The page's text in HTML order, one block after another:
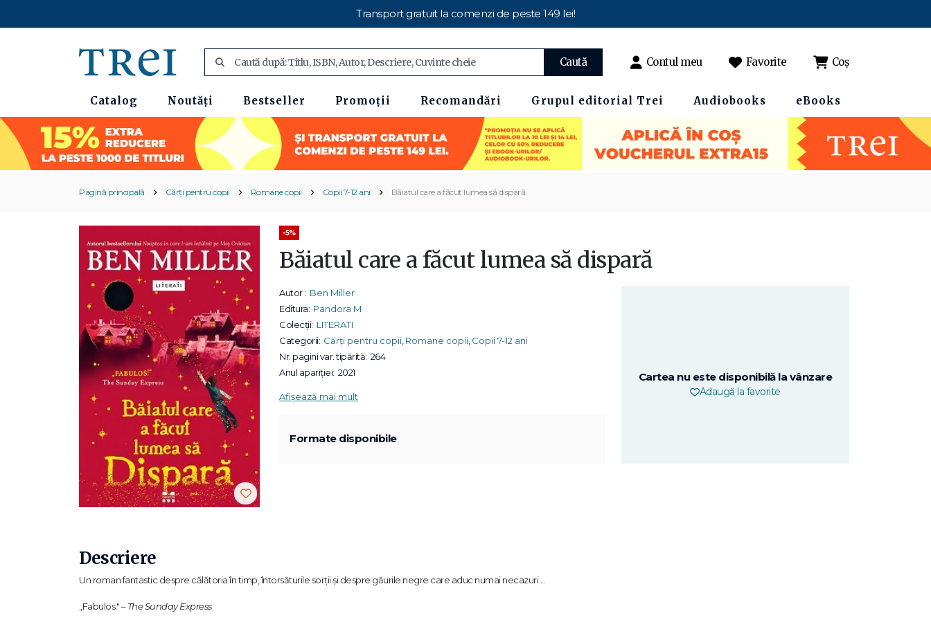
Transport gratuit la comenzi de peste 149 lei!
Caută Contul meu Favorite Coș
Catalog Noutăți Bestseller Promoții Recomandări Grupul editorial Trei Audiobooks eBooks
Pagină principală Cărți pentru copii Romane copii Copii 7-12 ani Băiatul care a făcut lumea să dispară
-5%
Băiatul care a făcut lumea să dispară
Autor : Ben Miller
Editura: Pandora M
Colecții: LITERATI
Categorii: Cărți pentru copii Romane copii Copii 7-12 ani
Nr. pagini var. tipărită: 264
Anul apariției: 2021
Afișează mai mult
Formate disponibile
Cartea nu este disponibilă la vânzare
Adaugă la favorite
Descriere
Un roman fantastic despre călătoria în timp, întorsăturile sorții și despre găurile negre care aduc numai necazuri ...
„Fabulos." –The Sunday Express